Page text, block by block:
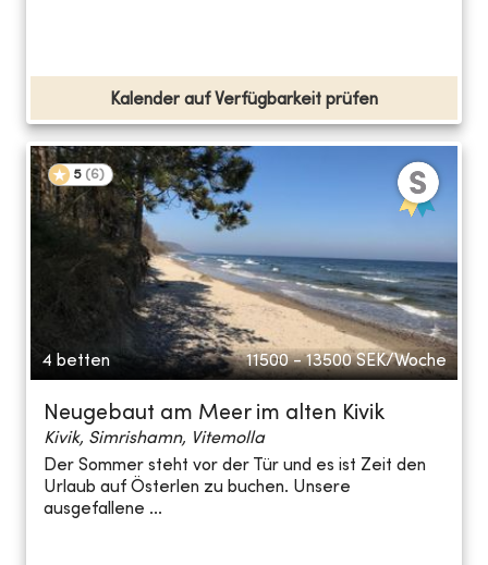
Kalender auf Verfügbarkeit prüfen
5 (6)
4 betten 11500 - 13500 SEK/Woche
Neugebaut am Meer im alten Kivik
Kivik, Simrishamn, Vitemolla
Der Sommer steht vor der Tür und es ist Zeit den
Urlaub auf Österlen zu buchen. Unsere
ausgefallene ...